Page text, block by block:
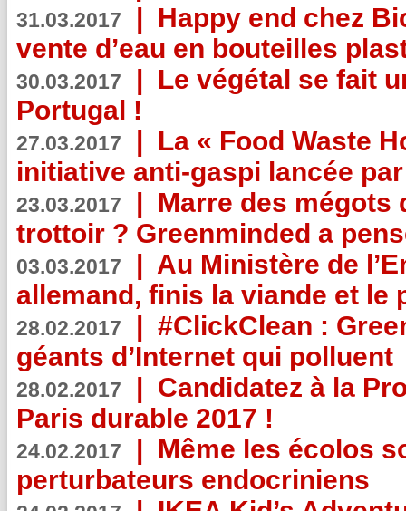
31.03.2017 | Happy end chez
vente d’eau en bouteilles
30.03.2017 | Le végétal se fait
Portugal !
27.03.2017 | La « Food Waste
initiative anti-gaspi lancée
23.03.2017 | Marre des mégots
trottoir ? Greenminded a
03.03.2017 | Au Ministère de
allemand, finis la viande et le
28.02.2017 | #ClickClean :
géants d’Internet qui polluent
28.02.2017 | Candidatez à la
Paris durable 2017 !
24.02.2017 | Même les écolos
perturbateurs endocriniens